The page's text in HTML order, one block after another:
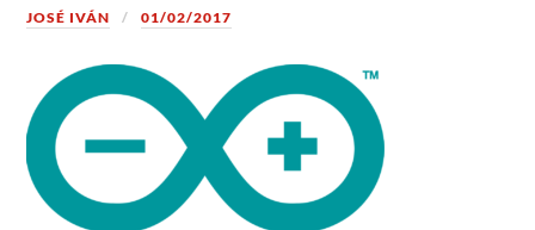
JOSÉ IVÁN 01/02/2017